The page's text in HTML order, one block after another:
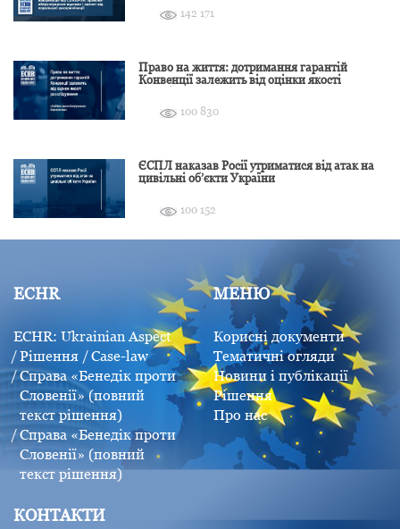
142 171
Право на життя: дотримання гарантій
Конвенції залежить від оцінки якості
100 830
ЄСПЛ наказав Росії утриматися від атак на
цивільні об’єкти України
100 152
ECHR
ECHR: Ukrainian Aspect
Рішення
Case-law
Справа «Бенедік проти
Словенії» (повний
текст рішення)
Справа «Бенедік проти
Словенії» (повний
текст рішення)
МЕНЮ
Корисні документи
Тематичні огляди
Новини і публікації
Рішення
Про нас
КОНТАКТИ